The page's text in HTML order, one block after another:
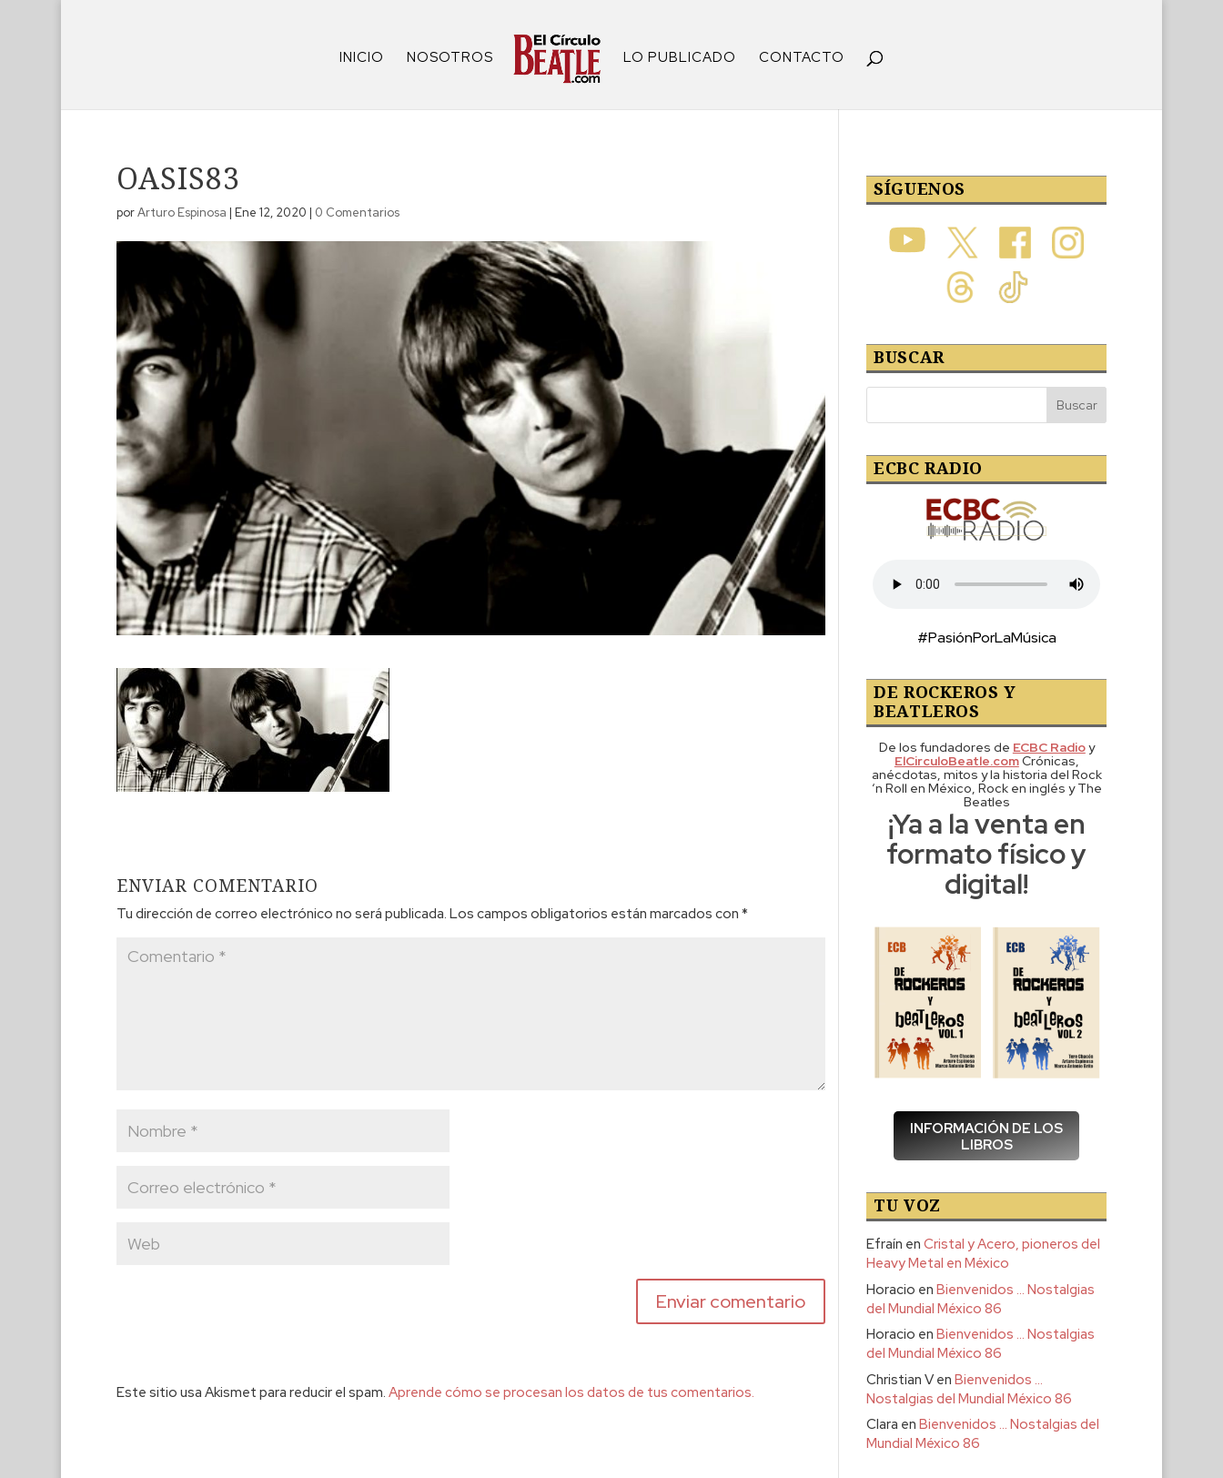
INICIO NOSOTROS LO PUBLICADO CONTACTO
OASIS83
porArturo Espinosa | Ene 12, 2020 | 0 Comentarios
ENVIAR COMENTARIO
Tu dirección de correo electrónico no será publicada. Los campos obligatorios están marcados con *
Este sitio usa Akismet para reducir el spam. Aprende cómo se procesan los datos de tus comentarios.
SÍGUENOS
BUSCAR
ECBC RADIO
#PasiónPorLaMúsica
DE ROCKEROS Y
BEATLEROS
De los fundadores de ECBC Radioy
ElCirculoBeatle.comCrónicas,
anécdotas, mitos y la historia del Rock
‘n Roll en México, Rock en inglés y The
Beatles
¡Ya a la venta en
formato físico y
digital!
INFORMACIÓN DE LOS
LIBROS
TU VOZ
Efraín enCristal y Acero, pioneros del
Heavy Metal en México
Horacio enBienvenidos … Nostalgias
del Mundial México 86
Horacio enBienvenidos … Nostalgias
del Mundial México 86
Christian VenBienvenidos …
Nostalgias del Mundial México 86
Clara enBienvenidos … Nostalgias del
Mundial México 86